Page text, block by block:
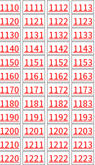
1110 1111 1112 1113
1120 1121 1122 1123
1130 1131 1132 1133
1140 1141 1142 1143
1150 1151 1152 1153
1160 1161 1162 1163
1170 1171 1172 1173
1180 1181 1182 1183
1190 1191 1192 1193
1200 1201 1202 1203
1210 1211 1212 1213
1220 1221 1222 1223